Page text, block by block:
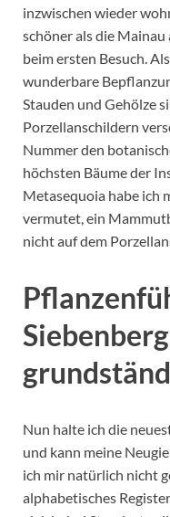
inzwischen wieder
schöner als die
beim ersten Besuch.
wunderbare
Stauden und Gehölze
Porzellanschildern
Nummer den
höchsten Bäume der
Metasequoia habe ich
vermutet, ein
nicht auf dem
Nun halte ich die
und kann meine
ich mir natürlich nicht
alphabetisches